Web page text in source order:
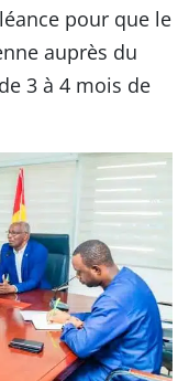
pour que le
auprès du
3 à 4 mois de